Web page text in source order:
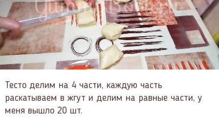
Тесто делим на 4 части, каждую часть
раскатываем в жгут и делим на равные части, у
меня вышло 20 шт.